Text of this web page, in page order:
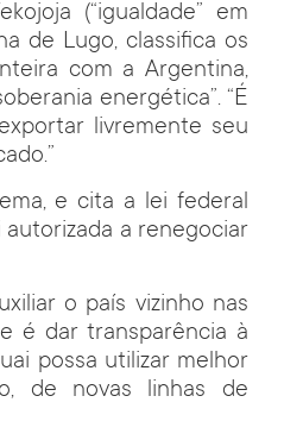
(“igualdade” em
de Lugo, classifica os
com a Argentina,
energética”. “É
livremente seu
e cita a lei federal
autorizada a renegociar
o país vizinho nas
é dar transparência à
possa utilizar melhor
de novas linhas de